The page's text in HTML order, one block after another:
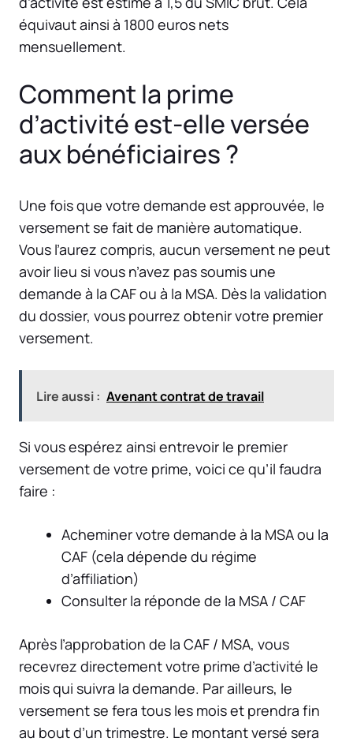
équivaut ainsi à 1800 euros nets
mensuellement.
Comment la prime
d’activité est-elle versée
aux bénéficiaires ?
Une fois que votre demande est approuvée, le
versement se fait de manière automatique.
Vous l’aurez compris, aucun versement ne peut
avoir lieu si vous n’avez pas soumis une
demande à la CAF ou à la MSA. Dès la validation
du dossier, vous pourrez obtenir votre premier
versement.
Lire aussi : Avenant contrat de travail
Si vous espérez ainsi entrevoir le premier
versement de votre prime, voici ce qu’il faudra
faire :
Acheminer votre demande à la MSA ou la
CAF (cela dépende du régime
d’affiliation)
Consulter la réponde de la MSA / CAF
Après l’approbation de la CAF / MSA, vous
recevrez directement votre prime d’activité le
mois qui suivra la demande. Par ailleurs, le
versement se fera tous les mois et prendra fin
au bout d’un trimestre. Le montant versé sera